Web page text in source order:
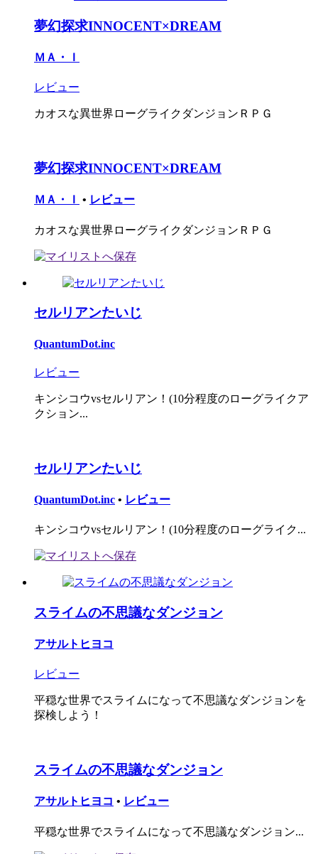
夢幻探求INNOCENT×DREAM
ＭＡ・Ｉ
レビュー
カオスな異世界ローグライクダンジョンＲＰＧ
夢幻探求INNOCENT×DREAM
ＭＡ・Ｉ • レビュー
カオスな異世界ローグライクダンジョンＲＰＧ
セルリアンたいじ
QuantumDot.inc
レビュー
キンシコウvsセルリアン！(10分程度のローグライクア
クション...
セルリアンたいじ
QuantumDot.inc • レビュー
キンシコウvsセルリアン！(10分程度のローグライク...
スライムの不思議なダンジョン
アサルトヒヨコ
レビュー
平穏な世界でスライムになって不思議なダンジョンを
探検しよう！
スライムの不思議なダンジョン
アサルトヒヨコ • レビュー
平穏な世界でスライムになって不思議なダンジョン...